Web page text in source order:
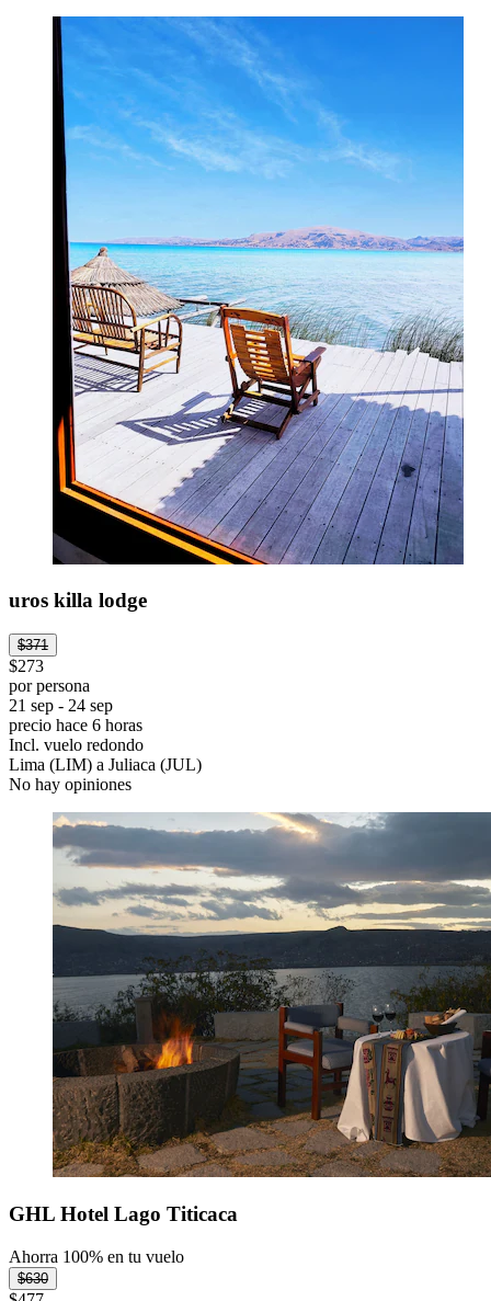
uros killa lodge
$371
$273
por persona
21 sep - 24 sep
precio hace 6 horas
Incl. vuelo redondo
Lima (LIM) a Juliaca (JUL)
No hay opiniones
GHL Hotel Lago Titicaca
Ahorra 100% en tu vuelo
$630